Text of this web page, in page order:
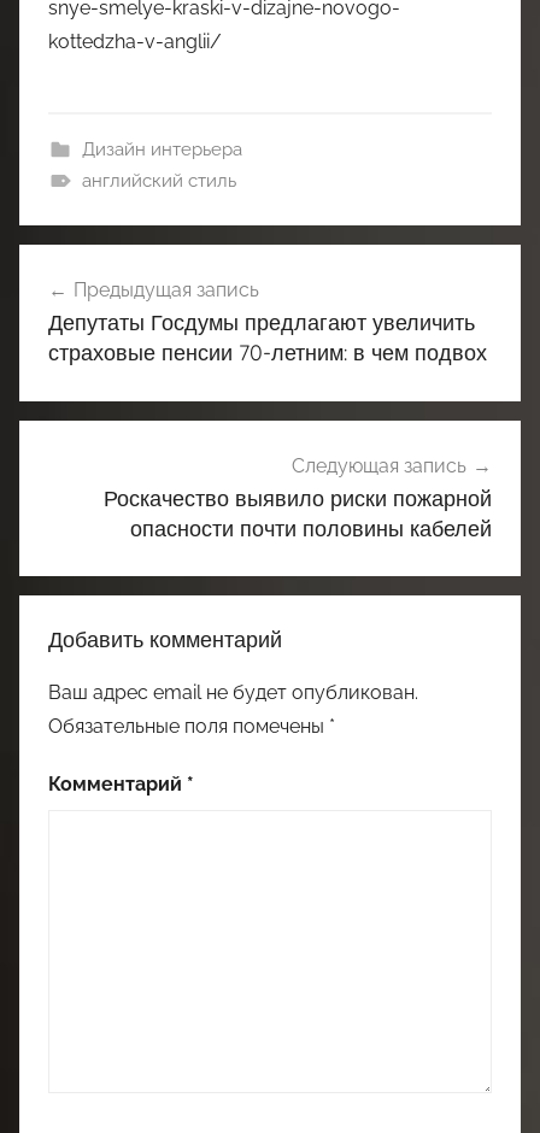
snye-smelye-kraski-v-dizajne-novogo-
kottedzha-v-anglii/
Дизайн интерьера
английский стиль
по
записям
Предыдущая запись
Депутаты Госдумы предлагают увеличить
страховые пенсии 70-летним: в чем подвох
Следующая запись
Роскачество выявило риски пожарной
опасности почти половины кабелей
Добавить комментарий
Ваш адрес email не будет опубликован.
Обязательные поля помечены *
Комментарий *